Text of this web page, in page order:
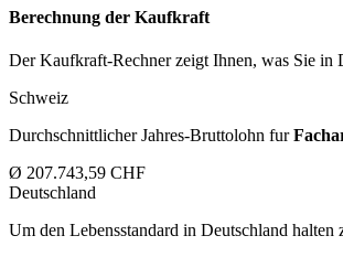
Berechnung der Kaufkraft
Der Kaufkraft-Rechner zeigt Ihnen, was Sie in
Schweiz
Durchschnittlicher Jahres-Bruttolohn fur
Ø 207.743,59 CHF
Deutschland
Um den Lebensstandard in Deutschland